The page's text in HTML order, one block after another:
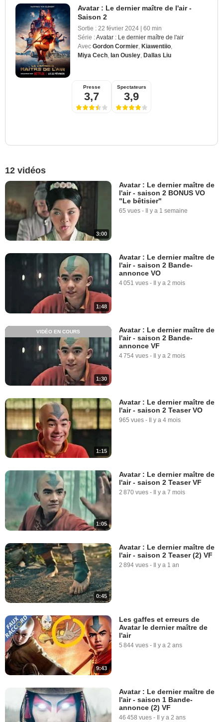
Avatar : Le dernier maître de l'air -
Saison 2
Sortie : 22 février 2024 | 60 min
Série :Avatar : Le dernier maître de l'air
Avec Gordon Cormier Kiawentiio
Miya Cech Ian Ousley Dallas Liu
Presse
3,7
Spectateurs
3,9
12 vidéos
3:00
Avatar : Le dernier maître de
l'air - saison 2 BONUS VO
"Le bêtisier"
65 vues - Il y a 1 semaine
1:48
Avatar : Le dernier maître de
l'air - saison 2 Bande-
annonce VO
4 051 vues - Il y a 2 mois
1:30
VIDÉO EN COURS
Avatar : Le dernier maître de
l'air - saison 2 Bande-
annonce VF
4 754 vues - Il y a 2 mois
1:15
Avatar : Le dernier maître de
l'air - saison 2 Teaser VO
965 vues - Il y a 4 mois
1:05
Avatar : Le dernier maître de
l'air - saison 2 Teaser VF
2 870 vues - Il y a 7 mois
0:45
Avatar : Le dernier maître de
l'air - saison 2 Teaser (2) VF
2 894 vues - Il y a 1 an
9:43
Les gaffes et erreurs de
Avatar le dernier maître de
l'air
5 844 vues - Il y a 2 ans
Avatar : Le dernier maître de
l'air - saison 1 Bande-
annonce (2) VF
46 458 vues - Il y a 2 ans